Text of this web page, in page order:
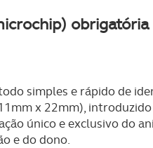
simples e rápido de
x 22mm),
único e exclusivo do
e do dono.